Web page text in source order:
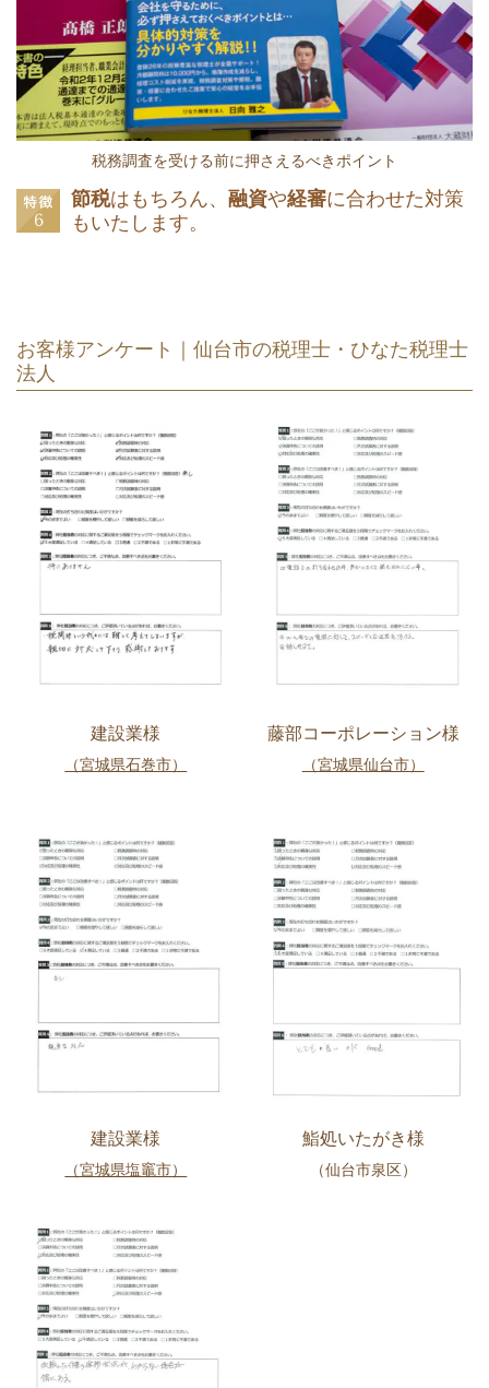
税務調査を受ける前に押さえるべきポイント
節税はもちろん、 融資や経審に合わせた対策
もいたします。
お客様アンケート｜仙台市の税理士・ひなた税理士
法人
建設業様
（宮城県石巻市）
藤部コーポレーション様
（宮城県仙台市）
建設業様
（宮城県塩竈市）
鮨処いたがき様
（仙台市泉区）